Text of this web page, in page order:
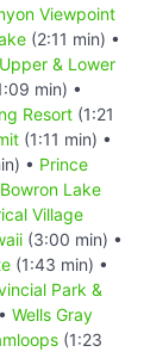
Viewpoint
(2:11 min) •
Upper & Lower
min) •
Resort (1:21
(1:11 min) •
• Prince
Bowron Lake
Village
(3:00 min) •
(1:43 min) •
Park &
Wells Gray
(1:23